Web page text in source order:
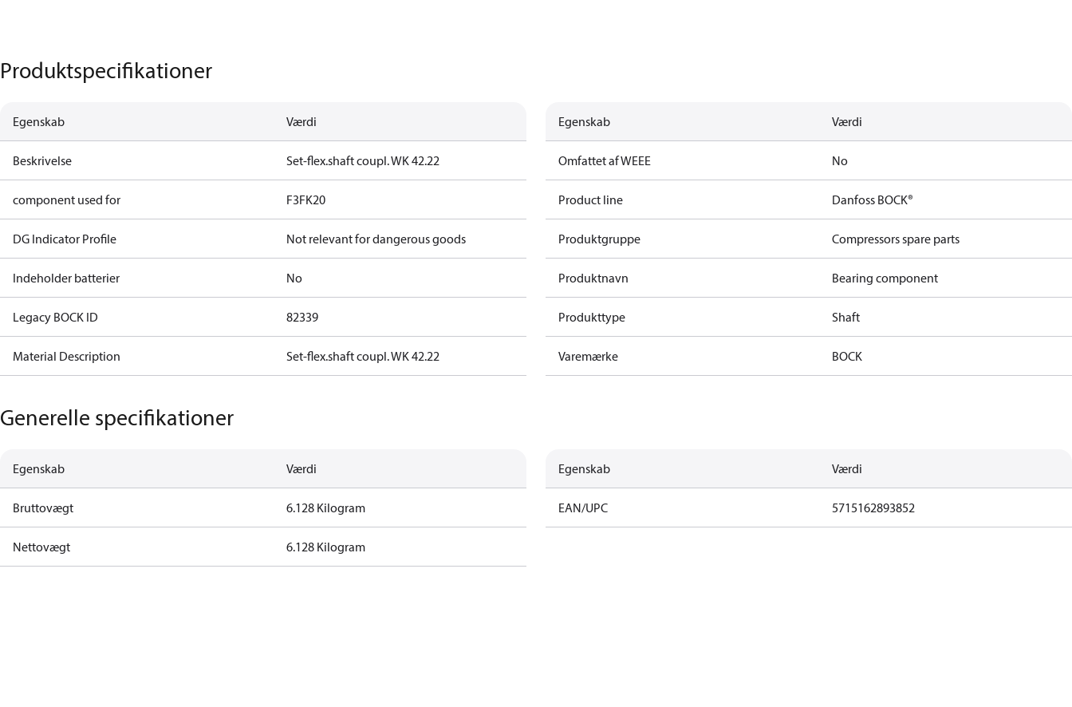
Produktspecifikationer
Egenskab Værdi
Beskrivelse Set-flex.shaft coupl. WK 42.22
component used for F3FK20
DG Indicator Profile Not relevant for dangerous goods
Indeholder batterier No
Legacy BOCK ID 82339
Material Description Set-flex.shaft coupl. WK 42.22
Egenskab Værdi
Omfattet af WEEE No
Product line Danfoss BOCK®
Produktgruppe Compressors spare parts
Produktnavn Bearing component
Produkttype Shaft
Varemærke BOCK
Generelle specifikationer
Egenskab Værdi
Bruttovægt 6.128 Kilogram
Nettovægt 6.128 Kilogram
Egenskab Værdi
EAN/UPC 5715162893852